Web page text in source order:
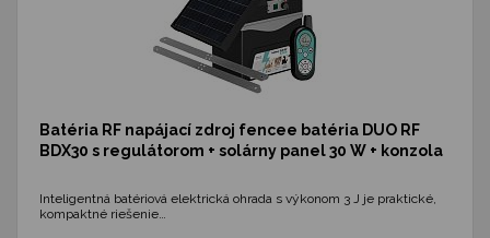
Batéria RF napájací zdroj fencee batéria DUO RF
BDX30 s regulátorom + solárny panel 30 W + konzola
Inteligentná batériová elektrická ohrada s výkonom 3 J je praktické,
kompaktné riešenie…